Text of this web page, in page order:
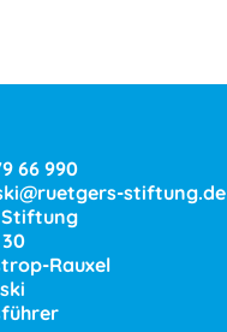
66 990
stiftung.de
Stiftung
Rauxel